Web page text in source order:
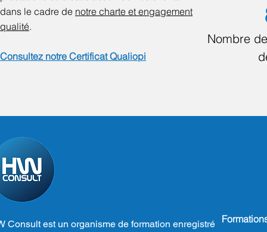
dans le cadre de notre charte et engagement
qualité.
Consultez notre Certificat Qualiopi
Nombre
Consult est un organisme de formation enregistré